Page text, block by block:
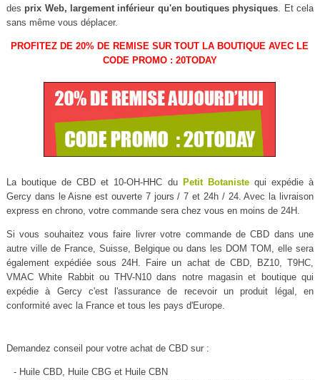
des prix Web, largement inférieur qu'en boutiques physiques . Et cela
sans même vous déplacer.
PROFITEZ DE 20% DE REMISE SUR TOUT LA BOUTIQUE AVEC LE
CODE PROMO : 20TODAY
La boutique de CBD et 10-OH-HHC du Petit Botanistequi expédie à
Gercy dans le Aisne est ouverte 7 jours / 7 et 24h / 24. Avec la livraison
express en chrono, votre commande sera chez vous en moins de 24H.
Si vous souhaitez vous faire livrer votre commande de CBD dans une
autre ville de France, Suisse, Belgique ou dans les DOM TOM, elle sera
également expédiée sous 24H. Faire un achat de CBD, BZ10, T9HC,
VMAC White Rabbit ou THV-N10 dans notre magasin et boutique qui
expédie à Gercy c'est l'assurance de recevoir un produit légal, en
conformité avec la France et tous les pays d'Europe.
Demandez conseil pour votre achat de CBD sur :
- Huile CBD, Huile CBG et Huile CBN